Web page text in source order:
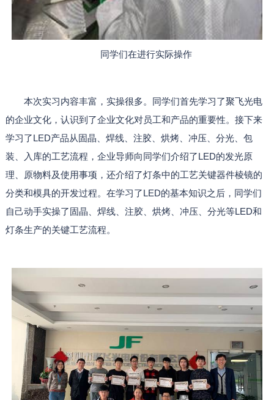
同学们在进行实际操作
本次实习内容丰富，实操很多。同学们首先学习了聚飞光电
的企业文化，认识到了企业文化对员工和产品的重要性。接下来
学习了LED产品从固晶、焊线、注胶、烘烤、冲压、分光、包
装、入库的工艺流程，企业导师向同学们介绍了LED的发光原
理、原物料及使用事项，还介绍了灯条中的工艺关键器件棱镜的
分类和模具的开发过程。在学习了LED的基本知识之后，同学们
自己动手实操了固晶、焊线、注胶、烘烤、冲压、分光等LED和
灯条生产的关键工艺流程。